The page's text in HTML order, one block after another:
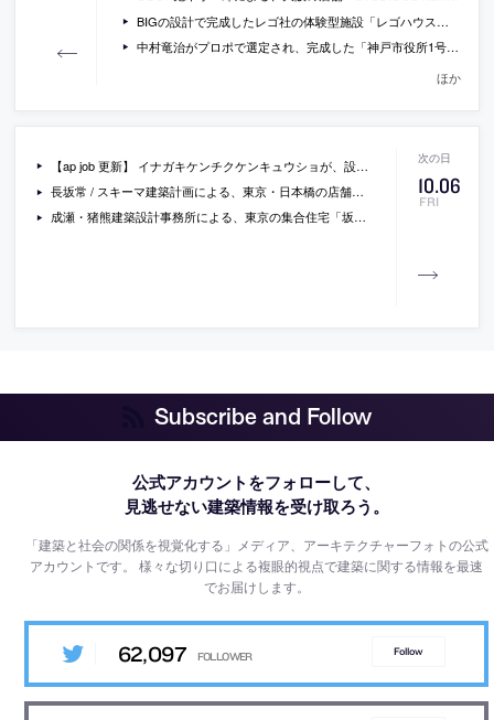
BIGの設計で完成したレゴ社の体験型施設「レゴハウス」の内部の動画
中村竜治がプロポで選定され、完成した「神戸市役所1号館1階市民ロビー」の写真
ほか
10.06
FRI
【ap job 更新】 イナガキケンチクケンキュウショが、設計スタッフ・アシスタント・協力者を募集中
長坂常 / スキーマ建築計画による、東京・日本橋の店舗「八木長本店」
成瀬・猪熊建築設計事務所による、東京の集合住宅「坂の上テラス」
Subscribe and Follow
公式アカウントをフォローして、
見逃せない建築情報を受け取ろう。
「建築と社会の関係を視覚化する」メディア、アーキテクチャーフォトの公式
アカウントです。様々な切り口による複眼的視点で建築に関する情報を最速
でお届けします。
62,097 Follow